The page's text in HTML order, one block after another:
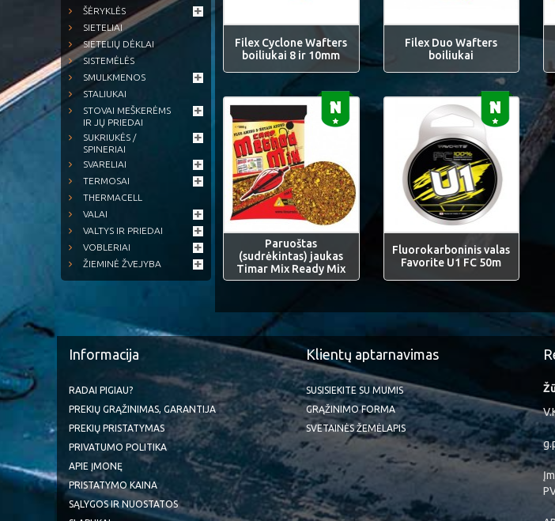
ŠĖRYKLĖS
SIETELIAI
SIETELIŲ DĖKLAI
SISTEMĖLĖS
SMULKMENOS
STALIUKAI
STOVAI MEŠKERĖMS
IR JŲ PRIEDAI
SUKRIUKĖS /
SPINERIAI
SVARELIAI
TERMOSAI
THERMACELL
VALAI
VALTYS IR PRIEDAI
VOBLERIAI
ŽIEMINĖ ŽVEJYBA
Filex Cyclone Wafters
boiliukai 8 ir 10mm
Filex Duo Wafters
boiliukai
Paruoštas
(sudrėkintas) jaukas
Timar Mix Ready Mix
Fluorokarboninis valas
Favorite U1 FC 50m
Informacija
RADAI PIGIAU?
PREKIŲ GRĄŽINIMAS, GARANTIJA
PREKIŲ PRISTATYMAS
PRIVATUMO POLITIKA
APIE ĮMONĘ
PRISTATYMO KAINA
SĄLYGOS IR NUOSTATOS
Klientų aptarnavimas
SUSISIEKITE SU MUMIS
GRĄŽINIMO FORMA
SVETAINĖS ŽEMĖLAPIS